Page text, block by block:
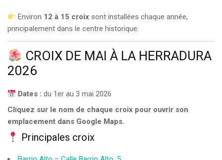
Environ 12 à 15 croix sont installées chaque année,
principalement dans le centre historique.
CROIX DE MAI À LA HERRADURA
2026
Dates : du 1er au 3 mai 2026
Cliquez sur le nom de chaque croix pour ouvrir son
emplacement dans Google Maps.
Principales croix